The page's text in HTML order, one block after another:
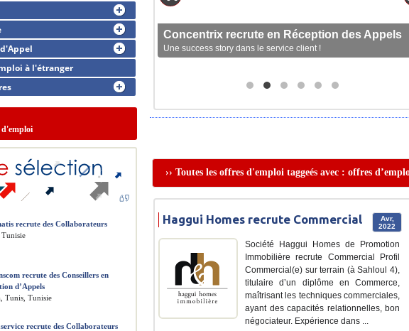
Concentrix recrute en Réception des Appels
Une success story dans le service client !
›› Toutes les offres d'emploi taggeés avec : offres
Avr,
2022
Haggui Homes recrute Commercial
Société Haggui Homes de Promotion
Immobilière recrute Commercial Profil
Commercial(e) sur terrain (à Sahloul 4),
titulaire d’un diplôme en Commerce,
maîtrisant les techniques commerciales,
ayant des capacités relationnelles, bon
négociateur. Expérience dans ...
à l'étranger
recrute des Collaborateurs
recrute des Conseillers en
d’Appels
Tunis, Tunisie
recrute des Collaborateurs